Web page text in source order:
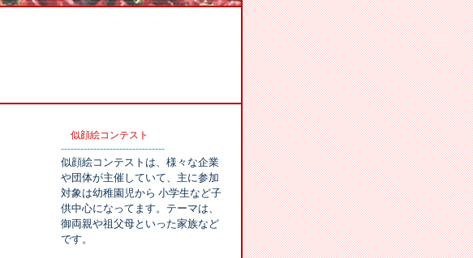
似顔絵コンテスト
--------------------------------
似顔絵コンテストは、様々な企業
や団体が主催していて、主に参加
対象は幼稚園児から 小学生など子
供中心になってます。テーマは、
御両親や祖父母といった家族など
です。